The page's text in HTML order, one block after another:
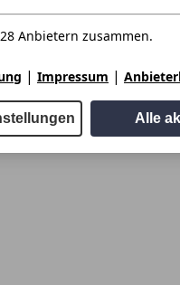
Anbietern zusammen.
| Impressum |
Alle